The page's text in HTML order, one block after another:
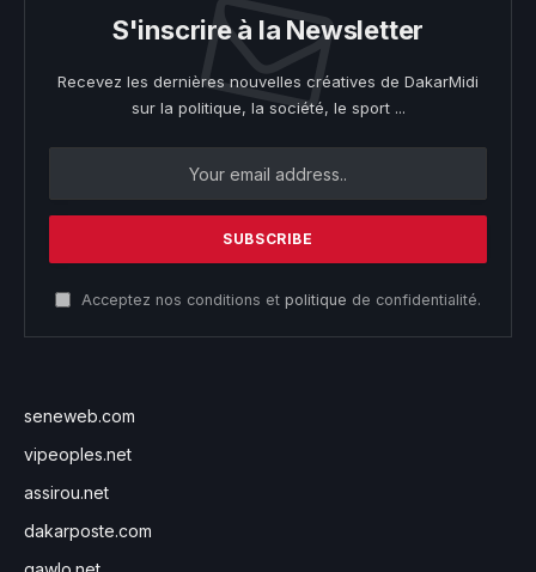
S'inscrire à la Newsletter
Recevez les dernières nouvelles créatives de DakarMidi
sur la politique, la société, le sport ...
Acceptez nos conditions et politique de confidentialité.
seneweb.com
vipeoples.net
assirou.net
dakarposte.com